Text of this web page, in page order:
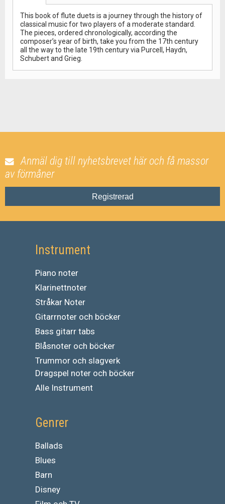
This book of flute duets is a journey through the history of
classical music for two players of a moderate standard.
The pieces, ordered chronologically, according the
composer’s year of birth, take you from the 17th century
all the way to the late 19th century via Purcell, Haydn,
Schubert and Grieg.
Anmäl dig till nyhetsbrevet här och få massor
av förmåner
Registrerad
Instrument
Piano noter
Klarinettnoter
Stråkar Noter
Gitarrnoter och böcker
Bass gitarr tabs
Blåsnoter och böcker
Trummor och slagverk
Dragspel noter och böcker
Alle Instrument
Genrer
Ballads
Blues
Barn
Disney